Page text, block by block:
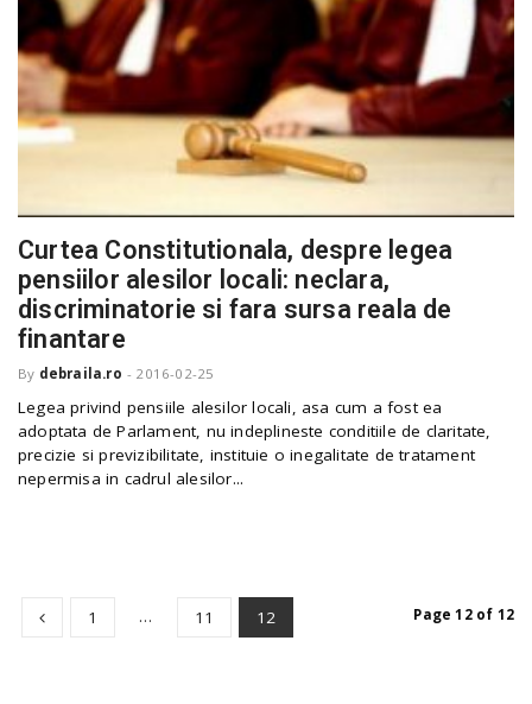
Curtea Constitutionala, despre legea
pensiilor alesilor locali: neclara,
discriminatorie si fara sursa reala de
finantare
By debraila.ro - 2016-02-25
Legea privind pensiile alesilor locali, asa cum a fost ea
adoptata de Parlament, nu indeplineste conditiile de claritate,
precizie si previzibilitate, instituie o inegalitate de tratament
nepermisa in cadrul alesilor...
1 … 11 12 Page 12 of 12